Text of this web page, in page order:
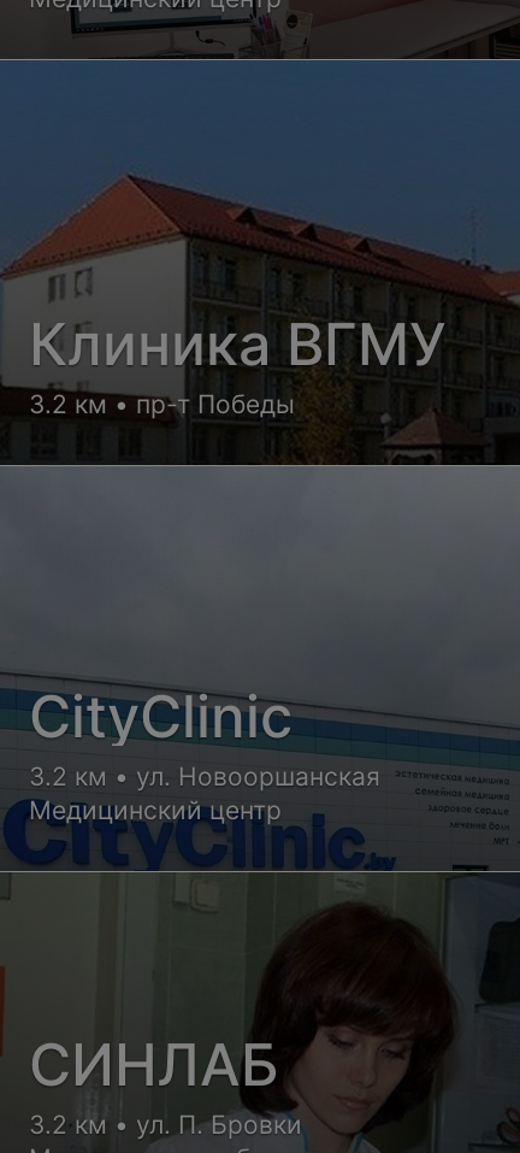
Клиника ВГМУ
3.2 км • пр-т Победы
CityClinic
3.2 км • ул. Новооршанская
Медицинский центр
СИНЛАБ
3.2 км • ул. П. Бровки